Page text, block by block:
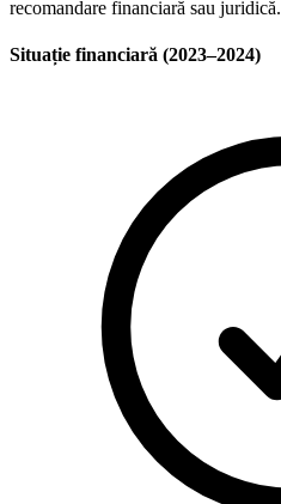
recomandare financiară sau juridică.
Situație financiară (2023–2024)